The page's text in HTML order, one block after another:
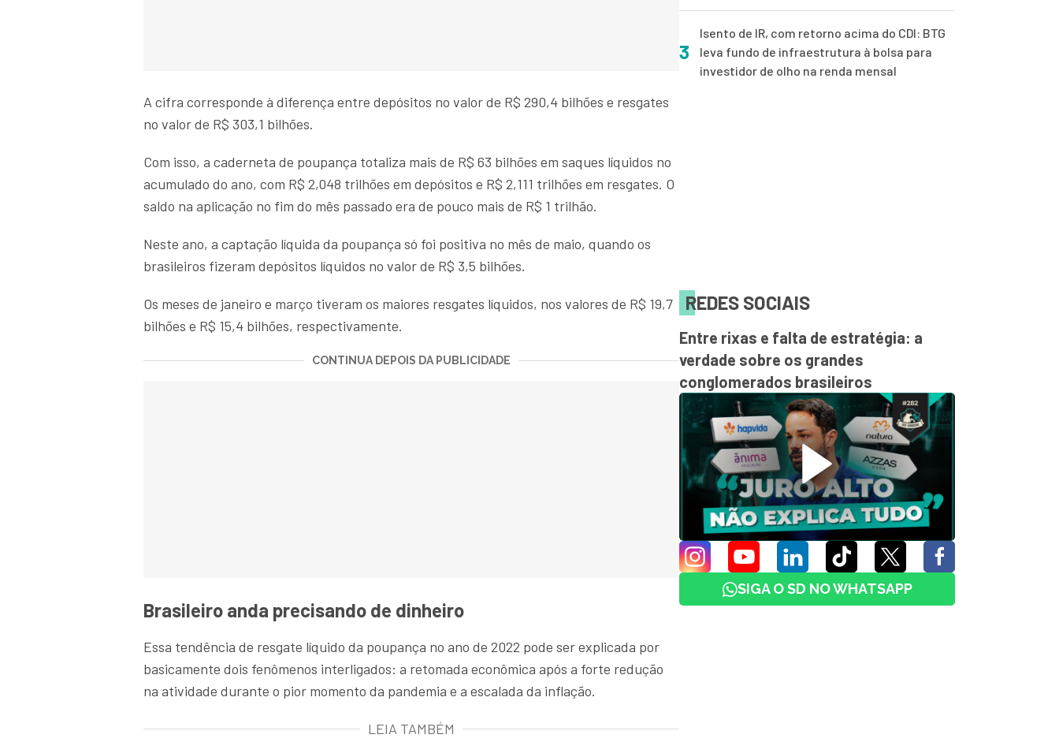
A cifra corresponde à diferença entre depósitos no valor de R$ 290,4 bilhões e resgates
no valor de R$ 303,1 bilhões.
Com isso, a caderneta de poupança totaliza mais de R$ 63 bilhões em saques líquidos no
acumulado do ano, com R$ 2,048 trilhões em depósitos e R$ 2,111 trilhões em resgates. O
saldo na aplicação no fim do mês passado era de pouco mais de R$ 1 trilhão.
Neste ano, a captação líquida da poupança só foi positiva no mês de maio, quando os
brasileiros fizeram depósitos líquidos no valor de R$ 3,5 bilhões.
Os meses de janeiro e março tiveram os maiores resgates líquidos, nos valores de R$ 19,7
bilhões e R$ 15,4 bilhões, respectivamente.
CONTINUA DEPOIS DA PUBLICIDADE
Brasileiro anda precisando de dinheiro
Essa tendência de resgate líquido da poupança no ano de 2022 pode ser explicada por
basicamente dois fenômenos interligados: a retomada econômica após a forte redução
na atividade durante o pior momento da pandemia e a escalada da inflação.
LEIA TAMBÉM
3
Isento de IR, com retorno acima do CDI: BTG
leva fundo de infraestrutura à bolsa para
investidor de olho na renda mensal
REDES SOCIAIS
Entre rixas e falta de estratégia: a
verdade sobre os grandes
conglomerados brasileiros
SIGA O SD NO WHATSAPP